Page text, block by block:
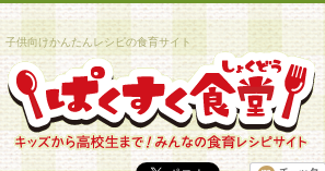
子供向けかんたんレシピの食育サイト